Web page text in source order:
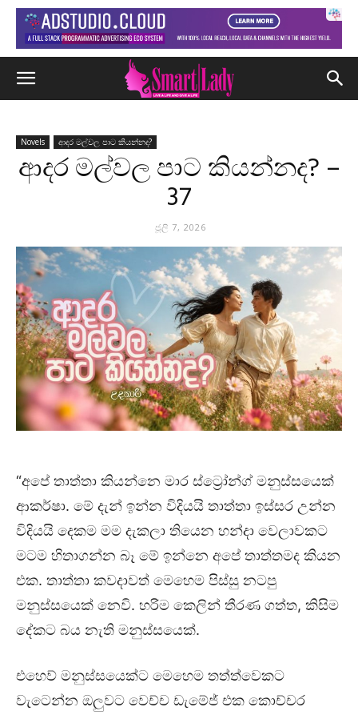
Novels ආදර මල්වල පාට කියන්නද?
ආදර මල්වල පාට කියන්නද? –
37
ජූලි 7, 2026
“අපේ තාත්තා කියන්නෙ මාර ස්ට්‍රෝන්ග් මනුස්සයෙක්
ආකර්ෂා. මේ දැන් ඉන්න විදියයි තාත්තා ඉස්සර උන්න
විදියයි දෙකම මම දැකලා තියෙන හන්දා වෙලාවකට
මටම හිතාගන්න බෑ මේ ඉන්නෙ අපේ තාත්තමද කියන
එක. තාත්තා කවදාවත් මෙහෙම පිස්සු නටපු
මනුස්සයෙක් නෙවි. හරිම කෙලින් තීරණ ගත්ත, කිසිම
දේකට බය නැති මනුස්සයෙක්.
එහෙව් මනුස්සයෙක්ට මෙහෙම තත්ත්වෙකට
වැටෙන්න ඔලුවට වෙච්ච ඩැමේජ් එක කොච්චර